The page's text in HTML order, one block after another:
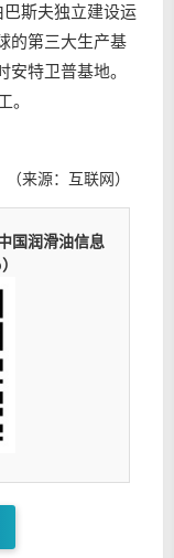
斯夫独立建设运
的第三大生产基
特卫普基地。
。
（来源：互联网）
国润滑油信息